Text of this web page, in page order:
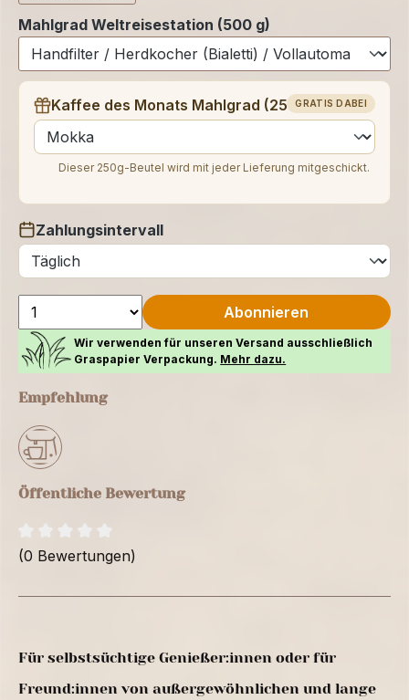
Mahlgrad Weltreisestation (500 g)
GRATIS DABEI
Kaffee des Monats Mahlgrad (250 g)
auswählen
Dieser 250g-Beutel wird mit jeder Lieferung mitgeschickt.
Zahlungsintervall
auswählen
Abonnieren
Wir verwenden für unseren Versand ausschließlich
Graspapier Verpackung. Mehr dazu.
Empfehlung
Öffentliche Bewertung
(0 Bewertungen)
Für selbstsüchtige Genießer:innen oder für
Freund:innen von außergewöhnlichen und lange